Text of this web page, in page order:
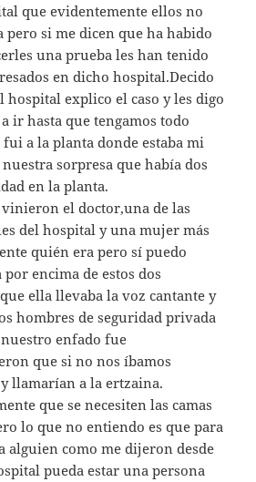
que evidentemente ellos no
pero si me dicen que ha habido
una prueba les han tenido
en dicho hospital.Decido
explico el caso y les digo
ir hasta que tengamos todo
fui a la planta donde estaba mi
sorpresa que había dos
en la planta.
el doctor,una de las
del hospital y una mujer más
quién era pero sí puedo
encima de estos dos
ella llevaba la voz cantante y
hombres de seguridad privada
enfado fue
que si no nos íbamos
llamarían a la ertzaina.
que se necesiten las camas
lo que no entiendo es que para
alguien como me dijeron desde
pueda estar una persona